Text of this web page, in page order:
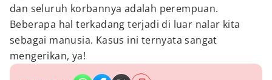
dan seluruh korbannya adalah perempuan.
Beberapa hal terkadang terjadi di luar nalar kita
sebagai manusia. Kasus ini ternyata sangat
mengerikan, ya!